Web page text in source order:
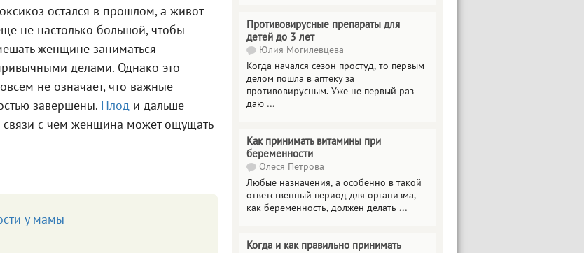
остался в прошлом, а живот
не настолько большой, чтобы
женщине заниматься
делами. Однако это
не означает, что важные
завершены.
Плод и дальше
связи с чем женщина может ощущать
у мамы
Противовирусные препараты для
детей до 3 лет
Юлия Могилевцева
Когда начался сезон простуд, то первым
делом пошла в аптеку за
противовирусным. Уже не первый раз
даю ...
Как принимать витамины при
беременности
Олеся Петрова
Любые назначения, а особенно в такой
ответственный период для организма,
как беременность, должен делать ...
Когда и как правильно принимать